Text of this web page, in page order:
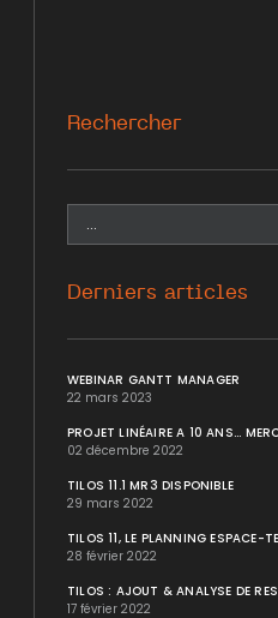
Rechercher
Derniers articles
WEBINAR GANTT MANAGER
22 mars 2023
PROJET LINÉAIRE A 10 ANS...
02 décembre 2022
TILOS 11.1 MR3 DISPONIBLE
29 mars 2022
TILOS 11, LE PLANNING ESPACE-
28 février 2022
TILOS : AJOUT & ANALYSE DE
17 février 2022